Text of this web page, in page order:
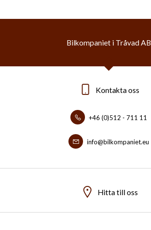
Bilkompaniet i Tråvad AB
Kontakta oss
+46 (0)512 - 711 11
info@bilkompaniet.eu
Hitta till oss